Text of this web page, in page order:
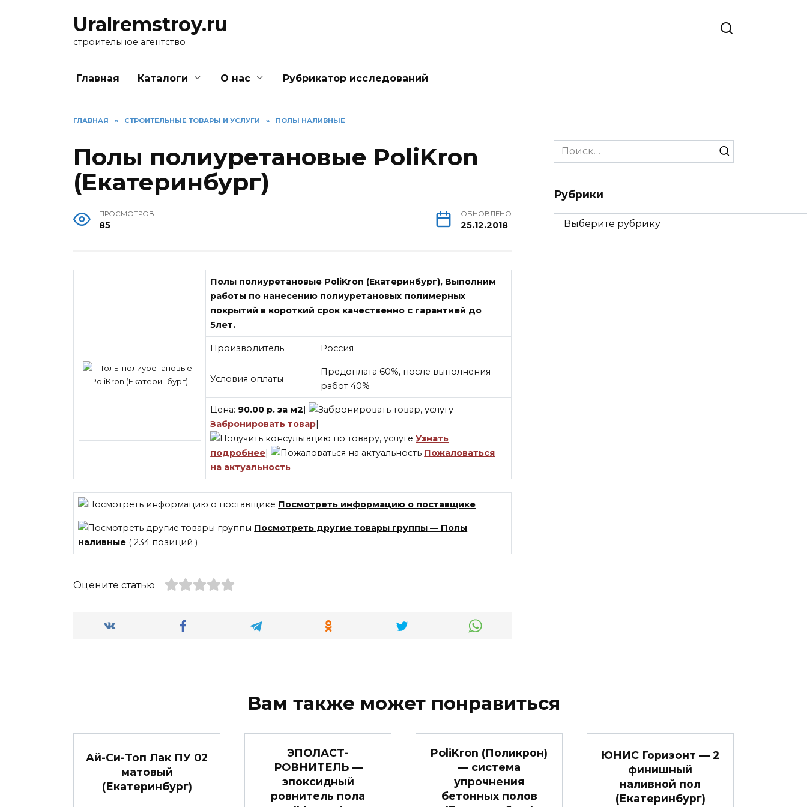
Uralremstroy.ru
строительное агентство
Главная Каталоги О нас Рубрикатор исследований
ГЛАВНАЯ » CТРОИТЕЛЬНЫЕ ТОВАРЫ И УСЛУГИ » ПОЛЫ НАЛИВНЫЕ
Полы полиуретановые PoliKron
(Екатеринбург)
ПРОСМОТРОВ
85
ОБНОВЛЕНО
25.12.2018
Полы полиуретановые PoliKron (Екатеринбург), Выполним
работы по нанесению полиуретановых полимерных
покрытий в короткий срок качественно с гарантией до
5лет.
Производитель Россия
Условия оплаты
Предоплата 60%, после выполнения
работ 40%
Цена: 90.00 р. за м2|
Забронировать товар|
Узнать
подробнее|
Пожаловаться
на актуальность
Посмотреть информацию о поставщике
Посмотреть другие товары группы — Полы
наливные ( 234 позиций )
Оцените статью
Search
for:
Рубрики
Рубрики
Вам также может понравиться
Ай-Си-Топ Лак ПУ 02
матовый
(Екатеринбург)
ЭПОЛАСТ-
РОВНИТЕЛЬ —
эпоксидный
ровнитель пола
PoliKron (Поликрон)
— система
упрочнения
бетонных полов
ЮНИС Горизонт — 2
финишный
наливной пол
(Екатеринбург)